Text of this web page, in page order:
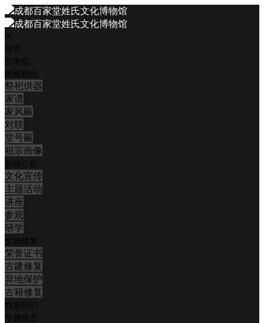
✕
首页
百家堂
馆藏精品
祭祀供器
家谱
家风匾
对联
堂号匾
祖宗画像
新闻公告
文化宣传
主题活动
讲座
参观
研学
文物修复
荣誉证书
古建修复
异地保护
古籍修复
联系我们
专属留言